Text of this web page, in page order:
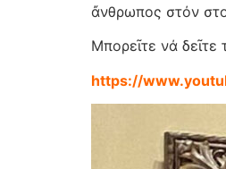
ἄνθρωπος στόν
Μπορεῖτε νά δεῖτε
https://